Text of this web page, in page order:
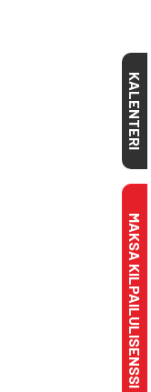
KALENTERI
MAKSA KILPAILULISENSSI